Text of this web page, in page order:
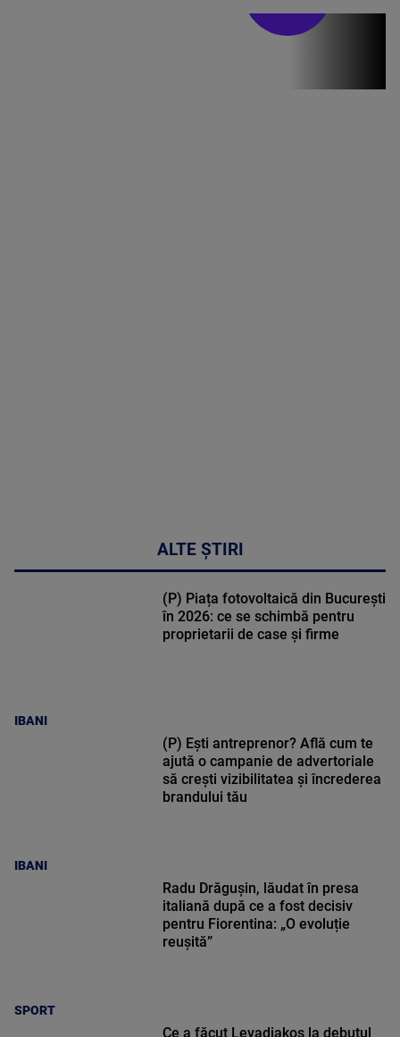
ALTE ȘTIRI
IBANI
(P) Piața fotovoltaică din București
în 2026: ce se schimbă pentru
proprietarii de case și firme
IBANI
(P) Ești antreprenor? Află cum te
ajută o campanie de advertoriale
să crești vizibilitatea și încrederea
brandului tău
SPORT
Radu Drăgușin, lăudat în presa
italiană după ce a fost decisiv
pentru Fiorentina: „O evoluție
reușită”
Ce a făcut Levadiakos la debutul